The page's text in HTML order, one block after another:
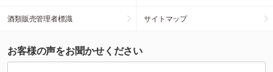
酒類販売管理者標識 サイトマップ
お客様の声をお聞かせください